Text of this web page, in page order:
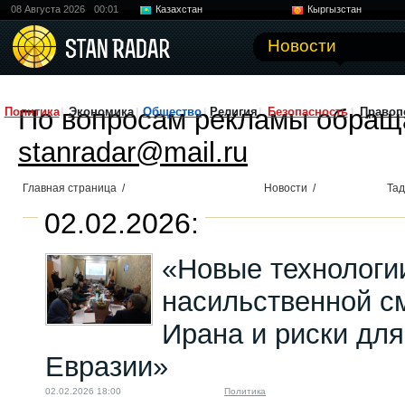
08 Августа 2026 00:01 Казахстан
Кыргызстан
Новости
Политика Экономика Общество Религия Безопасность
По вопросам рекламы
stanradar@mail.ru
Главная страница / Новости /
02.02.2026:
«Новые
насильственной
Ирана и риски
Евразии»
02.02.2026 18:00 Политика